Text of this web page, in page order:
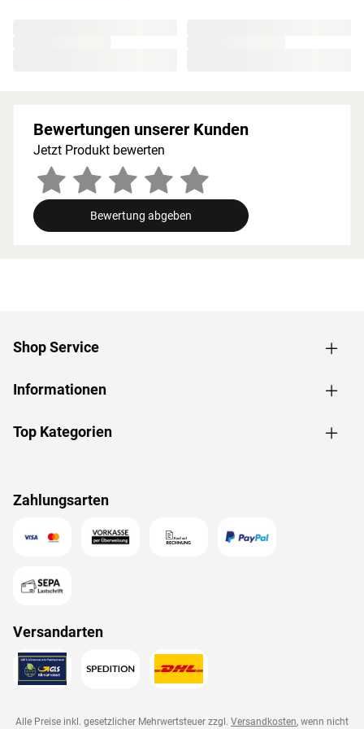
Bewertungen unserer Kunden
Jetzt Produkt bewerten
Bewertung abgeben
Shop Service
Informationen
Top Kategorien
Zahlungsarten
Versandarten
Alle Preise inkl. gesetzlicher Mehrwertsteuer zzgl. Versandkosten, wenn nicht